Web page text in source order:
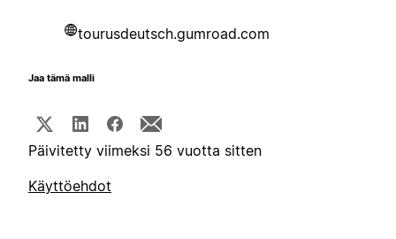
tourusdeutsch.gumroad.com
Jaa tämä malli
Päivitetty viimeksi 56 vuotta sitten
Käyttöehdot